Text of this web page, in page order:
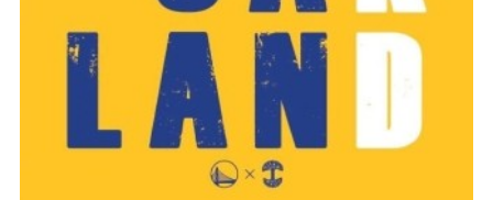
2019-06-14 01:03